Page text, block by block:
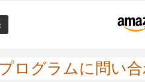
ログラムに問い